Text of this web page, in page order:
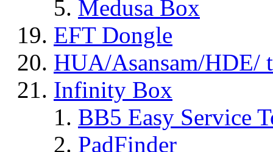
Medusa Box
EFT Dongle
HUA/Asansam/HDE/
Infinity Box
BB5 Easy Service
PadFinder